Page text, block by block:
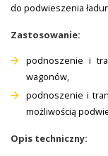
do podwieszenia
Zastosowanie:
podnoszenie i
wagonów,
podnoszenie i
możliwością
Opis techniczny: